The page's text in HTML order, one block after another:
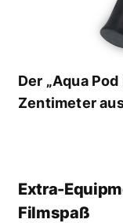
Der „Aqua
Zentimeter
Extra-
Filmspaß